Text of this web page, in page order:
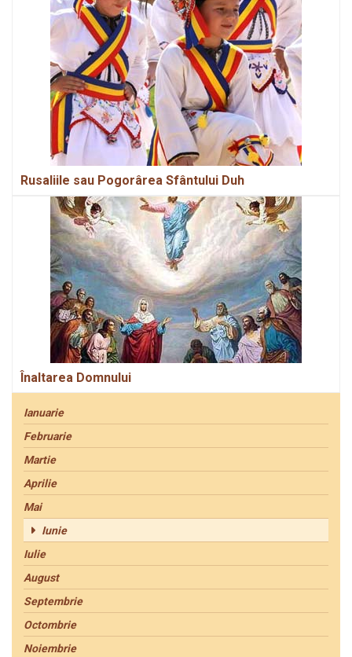
Rusaliile sau Pogorârea Sfântului Duh
Înaltarea Domnului
Ianuarie
Februarie
Martie
Aprilie
Mai
Iunie
Iulie
August
Septembrie
Octombrie
Noiembrie